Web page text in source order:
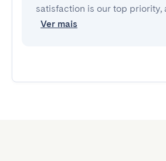
satisfaction is our top priority,
Ver mais